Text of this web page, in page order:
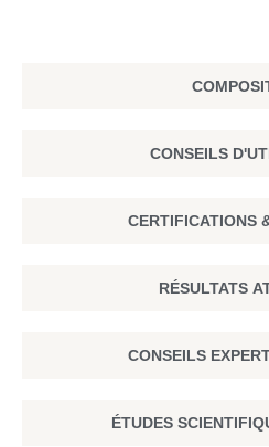
CONSEILS
CERTIFICATIONS
RÉSULTATS
CONSEILS
ÉTUDES